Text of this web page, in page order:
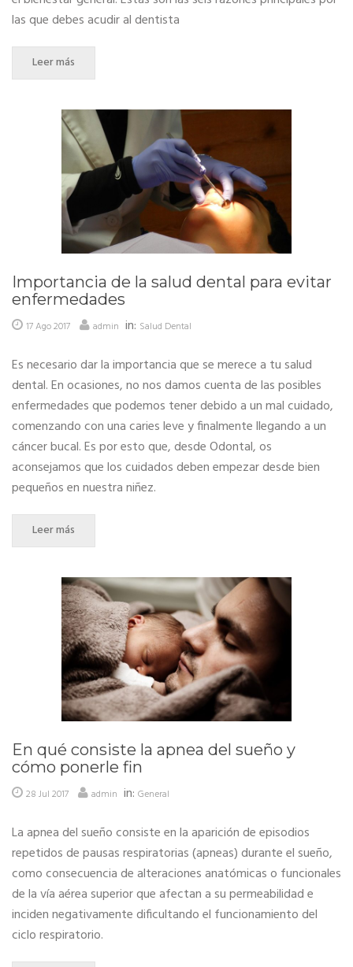
las que debes acudir al dentista
Leer más
Importancia de la salud dental para evitar
enfermedades
17 Ago 2017 admin in: Salud Dental
Es necesario dar la importancia que se merece a tu salud
dental. En ocasiones, no nos damos cuenta de las posibles
enfermedades que podemos tener debido a un mal cuidado,
comenzando con una caries leve y finalmente llegando a un
cáncer bucal. Es por esto que, desde Odontal, os
aconsejamos que los cuidados deben empezar desde bien
pequeños en nuestra niñez.
Leer más
En qué consiste la apnea del sueño y
cómo ponerle fin
28 Jul 2017 admin in: General
La apnea del sueño consiste en la aparición de episodios
repetidos de pausas respiratorias (apneas) durante el sueño,
como consecuencia de alteraciones anatómicas o funcionales
de la vía aérea superior que afectan a su permeabilidad e
inciden negativamente dificultando el funcionamiento del
ciclo respiratorio.